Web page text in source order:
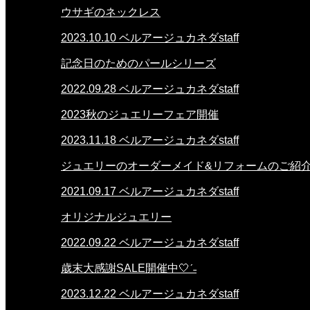
ウサギのネックレス
2023.10.10 ベルアージュカネダstaff
記念日のためのパールシリーズ
2022.09.28 ベルアージュカネダstaff
2023秋のジュエリーフェア開催
2023.11.18 ベルアージュカネダstaff
ジュエリーのオーダーメイド&リフォームのご紹
2021.09.17 ベルアージュカネダstaff
オリジナルジュエリー
2022.09.22 ベルアージュカネダstaff
歳末大感謝SALE開催中🤍ˊ˗
2023.12.22 ベルアージュカネダstaff